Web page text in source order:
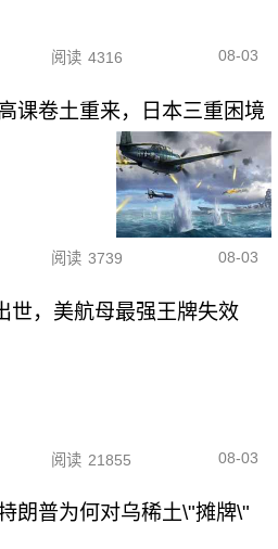
阅读 4316 08-03
课卷土重来，日本三重困境
阅读 3739 08-03
世，美航母最强王牌失效
阅读 21855 08-03
朗普为何对乌稀土\"摊牌\"